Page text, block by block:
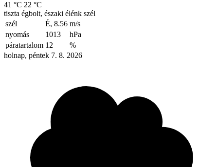
41 °C 22 °C
tiszta égbolt, északi élénk szél
szél
É, 8.56 m/s
nyomás
1013
hPa
páratartalom 12
%
holnap, péntek 7. 8. 2026